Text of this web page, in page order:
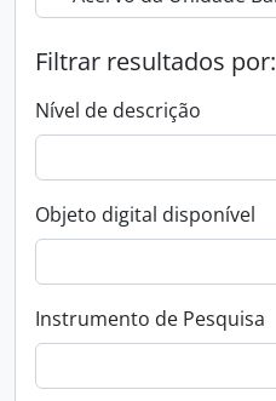
Filtrar resultados por:
Nível de descrição
Objeto digital disponível
Instrumento de Pesquisa